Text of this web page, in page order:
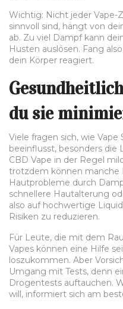
Wichtig: Nicht jeder Vape-
sinnvoll sind, hängt von
ab. Zu viel Dampf kann
Husten auslösen. Fang
dein Körper reagiert.
du sie
Viele fragen sich, wie
beeinflusst, besonders die
CBD Vape in der Regel
trotzdem können manche
Hautprobleme durch
schnellere Hautalterung
also auf hochwertige
Risiken zu reduzieren.
Für Leute, die mit dem
Vapes können eine Hilfe
loszukommen. Aber
Umgang mit Tests, denn
Drogentests auftauchen.
will, informiert sich am